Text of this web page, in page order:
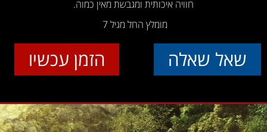
חוויה איכותית ומגבשת מאין כמוה.
מומלץ החל מגיל 7
שאל שאלה הזמן עכשיו